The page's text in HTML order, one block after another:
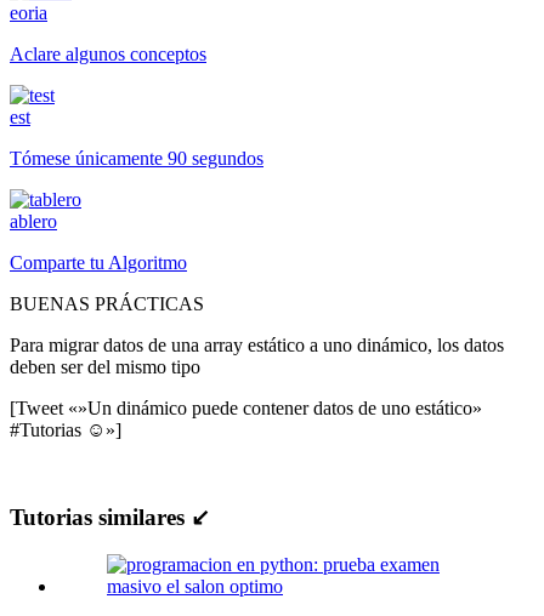
eoria
Aclare algunos conceptos
est
Tómese únicamente 90 segundos
ablero
Comparte tu Algoritmo
BUENAS PRÁCTICAS
Para migrar datos de una array estático a uno dinámico, los datos
deben ser del mismo tipo
[Tweet «»Un dinámico puede contener datos de uno estático»
#Tutorias ☺»]
Tutorias similares ↙